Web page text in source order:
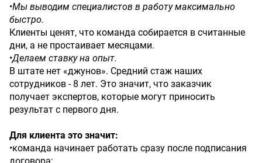
•Мы выводим специалистов в работу максимально
быстро.
Клиенты ценят, что команда собирается в считанные
дни, а не простаивает месяцами.
•Делаем ставку на опыт.
В штате нет «джунов». Средний стаж наших
сотрудников - 8 лет. Это значит, что заказчик
получает экспертов, которые могут приносить
результат с первого дня.
Для клиента это значит:
•команда начинает работать сразу после подписания